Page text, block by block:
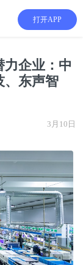
打开APP
力企业：中
、东声智
3月10日